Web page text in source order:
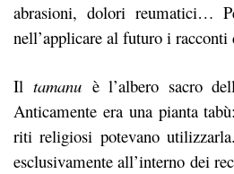
abrasioni, dolori reumatici…
nell’applicare al futuro i racconti
Iltamanu è l’albero sacro
Anticamente era una pianta
riti religiosi potevano
esclusivamente all’interno dei